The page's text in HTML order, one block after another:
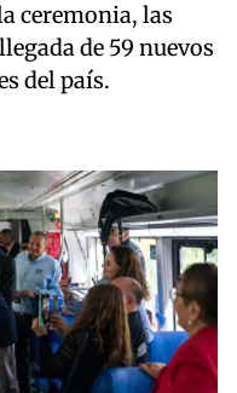
ceremonia, las
de 59 nuevos
del país.